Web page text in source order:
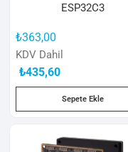
ESP32C3
₺363,00
KDV Dahil
₺435,60
Sepete Ekle